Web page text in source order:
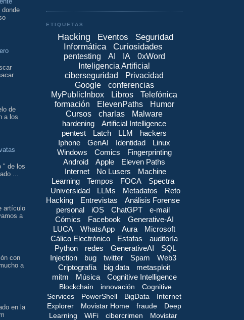
de
a los
" de los
...
artículo
a
con
a
en la
ETIQUETAS
Hacking Eventos
Seguridad
Informática
Curiosidades
pentesting AI IA
0xWord
Inteligencia Artificial
ciberseguridad
Privacidad
Google
conferencias
MyPublicInbox
Libros
Telefónica
formación
ElevenPaths
Humor
Cursos
charlas
Malware
hardening
Artificial Intelligence
pentest
Latch LLM
hackers
Iphone
GenAI Identidad
Linux
Windows
Comics
Fingerprinting
Android
Apple
Eleven Paths
Internet
No Lusers
Machine
Learning
Tempos FOCA
Spectra
Universidad
LLMs Metadatos
Reto
Hacking
Entrevistas
Análisis Forense
personal
iOS ChatGPT
e-mail
Cómics
Facebook
Generative-AI
LUCA
WhatsApp Aura
Microsoft
Cálico Electrónico
Estafas
auditoría
Python
redes GenerativeAI
SQL
Injection
bug twitter Spam
Web3
Criptografía
big data
metasploit
mitm
Música Cognitive Intelligence
Blockchain innovación
Cognitive
Services
PowerShell BigData
Internet
Explorer
Movistar Home fraude
Deep
Learning
WiFi cibercrimen
Movistar